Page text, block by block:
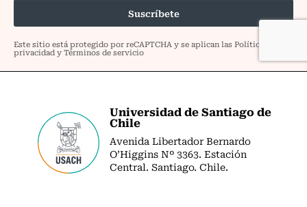
Universidad de Santiago de
Chile
Avenida Libertador Bernardo
O’Higgins Nº 3363. Estación
Central. Santiago. Chile.